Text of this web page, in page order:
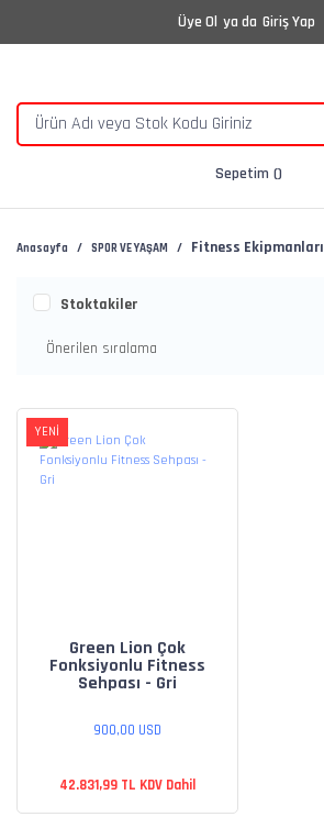
Üye Ol ya da Giriş Yap
Sepetim
Anasayfa SPOR VE YAŞAM Fitness Ekipmanları
Stoktakiler
YENİ
Green Lion Çok
Fonksiyonlu Fitness
Sehpası - Gri
900,00 USD
42.831,99 TL KDV Dahil